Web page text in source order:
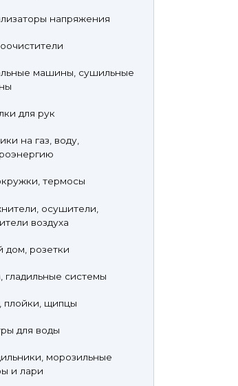
напряжения
машины, сушильные
для рук
на газ, воду,
термосы
осушители,
воздуха
дом, розетки
гладильные системы
плойки, щипцы
для воды
морозильные
и лари